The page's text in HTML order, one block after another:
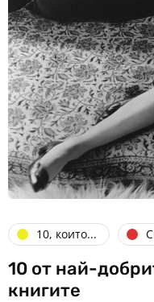
10, които...
10 от най-
книгите